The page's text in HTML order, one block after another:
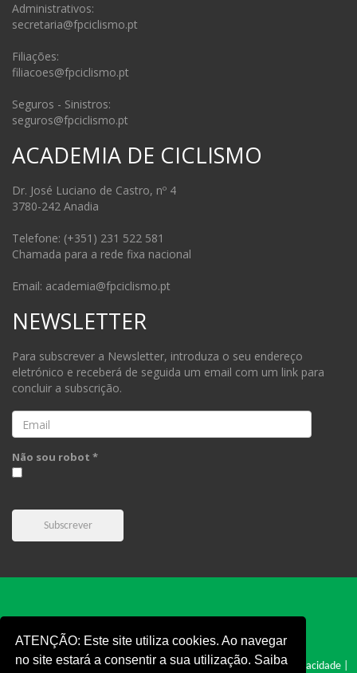
ATENÇÃO: Este site utiliza cookies. Ao navegar
no site estará a consentir a sua utilização. Saiba
Administrativos:
secretaria@fpciclismo.pt
Filiações:
filiacoes@fpciclismo.pt
Seguros - Sinistros:
seguros@fpciclismo.pt
ACADEMIA DE CICLISMO
Dr. José Luciano de Castro, nº 4
3780-242 Anadia
Telefone: (+351) 231 522 581
Chamada para a rede fixa nacional
Email: academia@fpciclismo.pt
NEWSLETTER
Para subscrever a Newsletter, introduza o seu endereço
eletrónico e receberá de seguida um email com um link para
concluir a subscrição.
Email
Não sou robot *
Subscrever
FPC © 2019 - Todos os direitos reservados |Cookies|Politica e Privacidade